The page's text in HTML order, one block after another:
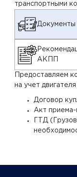
транспортными
Документы
АКПП
Предоставляем
на учет
Договор
Акт приема-
ГТД